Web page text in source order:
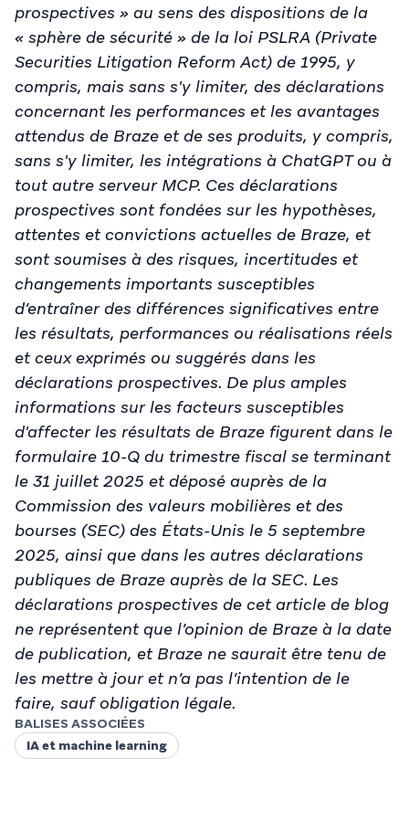
prospectives » au sens des dispositions de la
« sphère de sécurité » de la loi PSLRA (Private
Securities Litigation Reform Act) de 1995, y
compris, mais sans s'y limiter, des déclarations
concernant les performances et les avantages
attendus de Braze et de ses produits, y compris,
sans s'y limiter, les intégrations à ChatGPT ou à
tout autre serveur MCP. Ces déclarations
prospectives sont fondées sur les hypothèses,
attentes et convictions actuelles de Braze, et
sont soumises à des risques, incertitudes et
changements importants susceptibles
d’entraîner des différences significatives entre
les résultats, performances ou réalisations réels
et ceux exprimés ou suggérés dans les
déclarations prospectives. De plus amples
informations sur les facteurs susceptibles
d'affecter les résultats de Braze figurent dans le
formulaire 10-Q du trimestre fiscal se terminant
le 31 juillet 2025 et déposé auprès de la
Commission des valeurs mobilières et des
bourses (SEC) des États-Unis le 5 septembre
2025, ainsi que dans les autres déclarations
publiques de Braze auprès de la SEC. Les
déclarations prospectives de cet article de blog
ne représentent que l’opinion de Braze à la date
de publication, et Braze ne saurait être tenu de
les mettre à jour et n’a pas l’intention de le
faire, sauf obligation légale.
BALISES ASSOCIÉES
IA et machine learning